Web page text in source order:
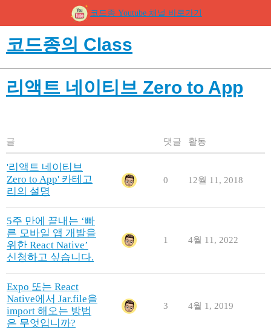
코드종 Youtube 채널 바로가기
코드종의 Class
리액트 네이티브 Zero to App
글 댓글 활동
'리액트 네이티브
Zero to App' 카테고
리의 설명
0 12월 11, 2018
5주 만에 끝내는 ‘빠
른 모바일 앱 개발을
위한 React Native’
신청하고 싶습니다.
1 4월 11, 2022
Expo 또는 React
Native에서 Jar.file을
import 해오는 방법
은 무엇입니까?
3 4월 1, 2019